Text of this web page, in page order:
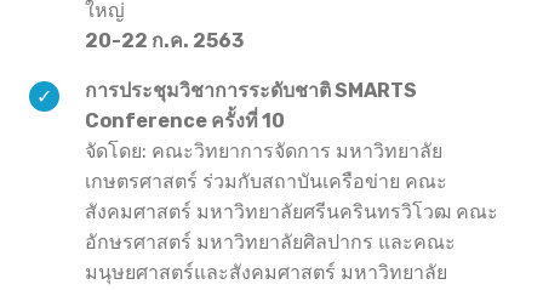
ใหญ่
20-22 ก.ค. 2563
การประชุมวิชาการระดับชาติ SMARTS
Conference ครั้งที่ 10
จัดโดย: คณะวิทยาการจัดการ มหาวิทยาลัย
เกษตรศาสตร์ ร่วมกับสถาบันเครือข่าย คณะ
สังคมศาสตร์ มหาวิทยาลัยศรีนครินทรวิโวฒ คณะ
อักษรศาสตร์ มหาวิทยาลัยศิลปากร และคณะ
มนุษยศาสตร์และสังคมศาสตร์ มหาวิทยาลัย